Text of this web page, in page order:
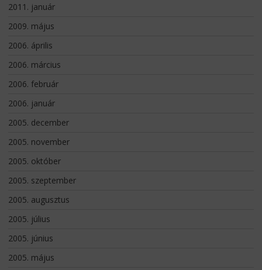
2011. január
2009. május
2006. április
2006. március
2006. február
2006. január
2005. december
2005. november
2005. október
2005. szeptember
2005. augusztus
2005. július
2005. június
2005. május